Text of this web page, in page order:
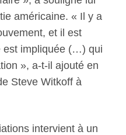
américaine. « Il y a
et il est
est impliquée (…) qui
», a-t-il ajouté en
Steve Witkoff à
intervient à un